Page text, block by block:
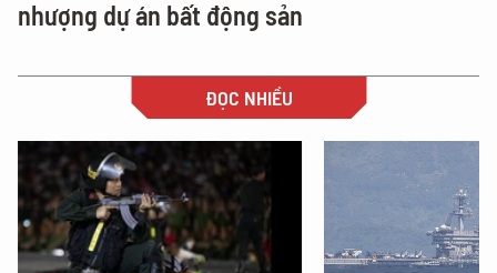
nhượng dự án bất động sản
ĐỌC NHIỀU